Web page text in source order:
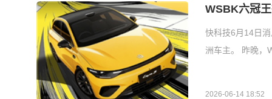
WSBK六冠
快科技6月14日
洲车主。 昨晚，
2026-06-14 18:52